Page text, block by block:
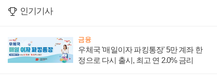
인기기사
금융
우체국 '매일이자 파킹통장' 5만 계좌 한
정으로 다시 출시, 최고 연 2.0% 금리